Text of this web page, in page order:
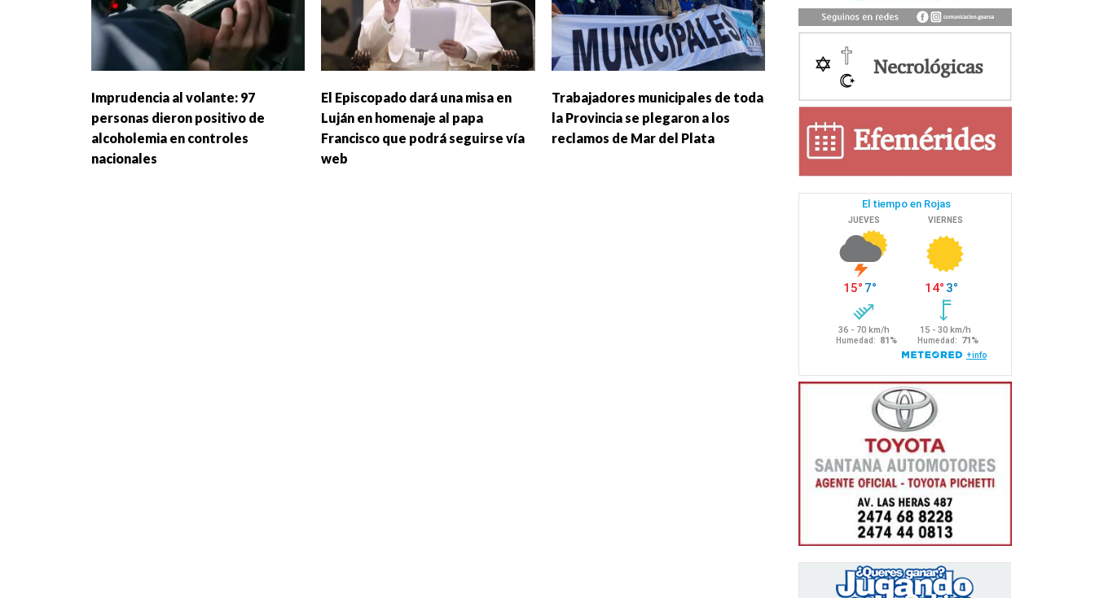
Imprudencia al volante: 97
personas dieron positivo de
alcoholemia en controles
nacionales
El Episcopado dará una misa en
Luján en homenaje al papa
Francisco que podrá seguirse vía
web
Trabajadores municipales de toda
la Provincia se plegaron a los
reclamos de Mar del Plata